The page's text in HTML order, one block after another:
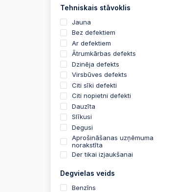
Tehniskais stāvoklis
Jauna
Bez defektiem
Ar defektiem
Ātrumkārbas defekts
Dzinēja defekts
Virsbūves defekts
Citi sīki defekti
Citi nopietni defekti
Dauzīta
Slīkusi
Degusi
Aprošināšanas uzņēmuma
norakstīta
Der tikai izjaukšanai
Degvielas veids
Benzīns